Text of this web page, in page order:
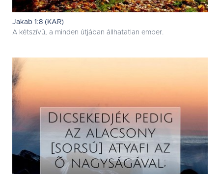
Jakab 1:8 (KAR)
A kétszívû, a minden útjában állhatatlan ember.